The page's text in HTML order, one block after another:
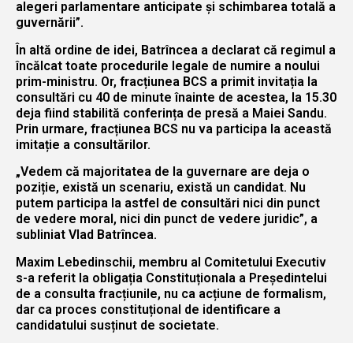
alegeri parlamentare anticipate și schimbarea totală a
guvernării”.
În altă ordine de idei, Batrîncea a declarat că regimul a
încălcat toate procedurile legale de numire a noului
prim-ministru. Or, fracțiunea BCS a primit invitația la
consultări cu 40 de minute înainte de acestea, la 15.30
deja fiind stabilită conferința de presă a Maiei Sandu.
Prin urmare, fracțiunea BCS nu va participa la această
imitație a consultărilor.
„Vedem că majoritatea de la guvernare are deja o
poziție, există un scenariu, există un candidat. Nu
putem participa la astfel de consultări nici din punct
de vedere moral, nici din punct de vedere juridic”, a
subliniat Vlad Batrîncea.
Maxim Lebedinschii, membru al Comitetului Executiv
s-a referit la obligația Constituționala a Președintelui
de a consulta fracțiunile, nu ca acțiune de formalism,
dar ca proces constituțional de identificare a
candidatului susținut de societate.